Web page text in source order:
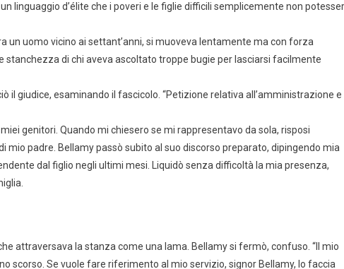
linguaggio d’élite che i poveri e le figlie difficili semplicemente non
un uomo vicino ai settant’anni, si muoveva lentamente ma con forza
stanchezza di chi aveva ascoltato troppe bugie per lasciarsi facilmente
il giudice, esaminando il fascicolo. “Petizione relativa all’amministrazione e
genitori. Quando mi chiesero se mi rappresentavo da sola, risposi
padre. Bellamy passò subito al suo discorso preparato, dipingendo mia
dal figlio negli ultimi mesi. Liquidò senza difficoltà la mia presenza,
attraversava la stanza come una lama. Bellamy si fermò, confuso. “Il mio
scorso. Se vuole fare riferimento al mio servizio, signor Bellamy, lo faccia